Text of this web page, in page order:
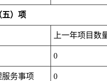
）项
上一年项目数
0
务事项 0